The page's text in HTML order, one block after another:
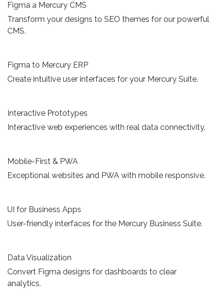
Figma a Mercury CMS
Transform your designs to SEO themes for our powerful
CMS.
Figma to Mercury ERP
Create intuitive user interfaces for your Mercury Suite.
Interactive Prototypes
Interactive web experiences with real data connectivity.
Mobile-First & PWA
Exceptional websites and PWA with mobile responsive.
UI for Business Apps
User-friendly interfaces for the Mercury Business Suite.
Data Visualization
Convert Figma designs for dashboards to clear
analytics.